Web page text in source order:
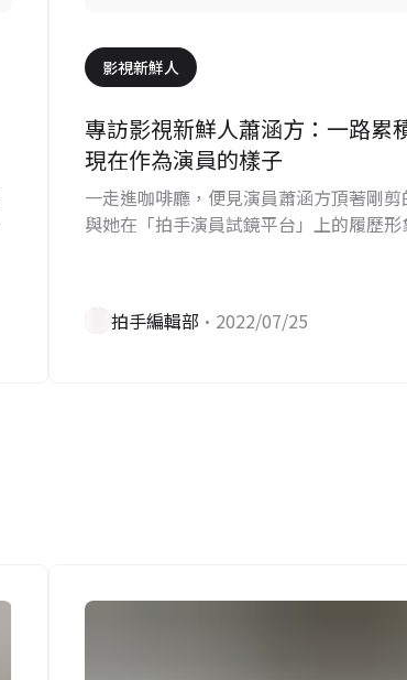
影視新鮮人
專訪影視新鮮人蕭涵方：一路累
現在作為演員的樣子
一走進咖啡廳，便見演員蕭涵方頂著剛
與她在「拍手演員試鏡平台」上的履歷
拍手編輯部 •2022/07/25